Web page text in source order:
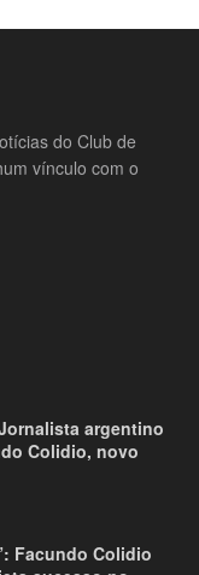
do Club de
vínculo com o
argentino
Colidio, novo
Facundo Colidio